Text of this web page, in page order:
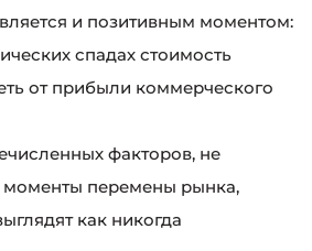
и позитивным моментом:
спадах стоимость
от прибыли коммерческого
факторов, не
моменты перемены рынка,
как никогда